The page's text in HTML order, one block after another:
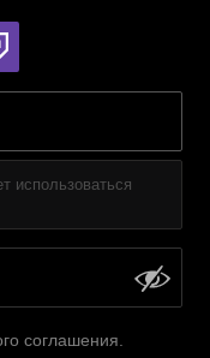
использоваться
соглашения